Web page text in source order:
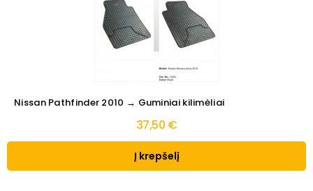
Nissan Pathfinder 2010 → Guminiai kilimėliai
37,50 €
Į krepšelį